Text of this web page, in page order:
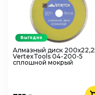
Алмазный диск
VertexTools 04-200-5
сплошной мокрый
Выгодно